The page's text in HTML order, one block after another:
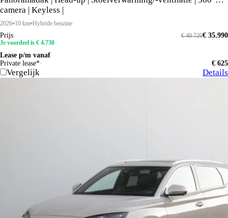
camera | Keyless |
2026 10 km Hybride benzine
Prijs € 35.990
€ 40.720
Je voordeel is € 4.730
Lease p/m vanaf
Private lease*
€ 625
Vergelijk Details